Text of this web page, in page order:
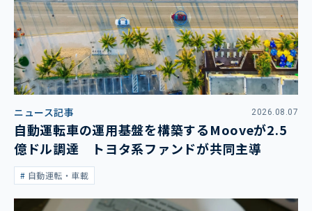
ニュース記事 2026.08.07
自動運転車の運用基盤を構築するMooveが2.5
億ドル調達 トヨタ系ファンドが共同主導
自動運転・車載